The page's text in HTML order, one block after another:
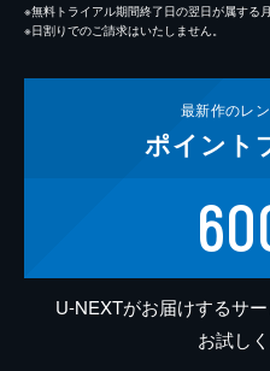
※無料トライアル期間終了日の翌日が属する
※日割りでのご請求はいたしません。
最新作のレ
ポイント
U-NEXTがお届けするサ
お試しく